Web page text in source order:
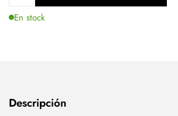
En stock
Descripción